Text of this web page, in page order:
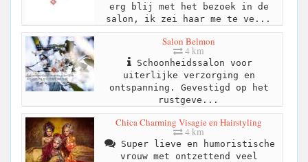
erg blij met het bezoek in de
salon, ik zei haar me te ve...
Salon Belmon
4 km
Schoonheidssalon voor
uiterlijke verzorging en
ontspanning. Gevestigd op het
rustgeve...
Chica Charming Visagie en Hairstyling
4 km
Super lieve en humoristische
vrouw met ontzettend veel